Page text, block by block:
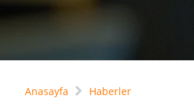
Anasayfa Haberler